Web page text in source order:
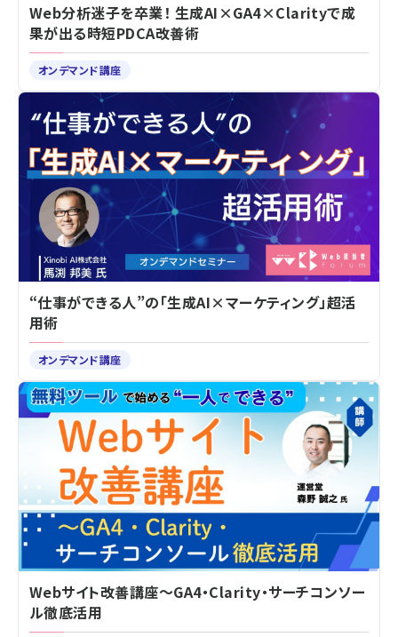
Web分析迷子を卒業！ 生成AI×GA4×Clarityで成
果が出る時短PDCA改善術
オンデマンド講座
“仕事ができる人”の「生成AI×マーケティング」超活
用術
オンデマンド講座
Webサイト改善講座～GA4・Clarity・サーチコンソー
ル徹底活用